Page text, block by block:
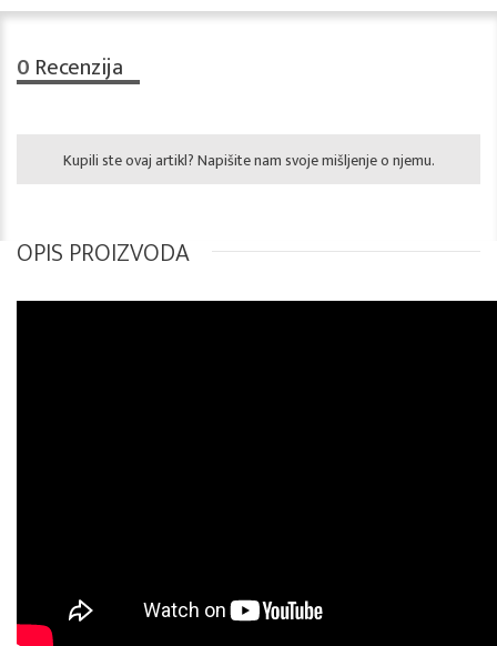
0 Recenzija
Kupili ste ovaj artikl? Napišite nam svoje mišljenje o njemu.
OPIS PROIZVODA